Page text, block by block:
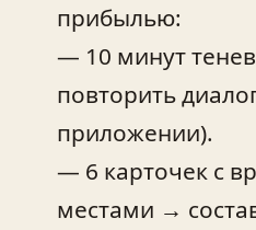
прибылью:
— 10 минут
повторить
приложении).
— 6 карточек с
местами →